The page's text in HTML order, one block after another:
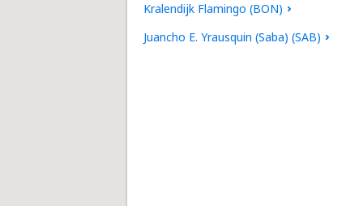
Kralendijk Flamingo (BON)
Juancho E. Yrausquin (Saba) (SAB)